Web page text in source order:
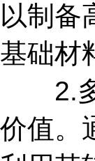
以制备
基础材
2.多
价值。